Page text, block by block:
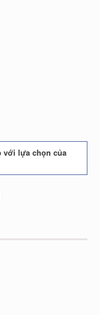
với lựa chọn của